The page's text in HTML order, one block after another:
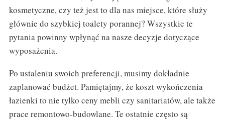
kosmetyczne, czy też jest to dla nas miejsce, które służy
głównie do szybkiej toalety porannej? Wszystkie te
pytania powinny wpłynąć na nasze decyzje dotyczące
wyposażenia.
Po ustaleniu swoich preferencji, musimy dokładnie
zaplanować budżet. Pamiętajmy, że koszt wykończenia
łazienki to nie tylko ceny mebli czy sanitariatów, ale także
prace remontowo-budowlane. Te ostatnie często są